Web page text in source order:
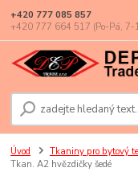
+420 777 085 857
+420 777 664 517 (Po-Pá, 7-
Úvod Tkaniny pro bytový
Tkan. A2 hvězdičky šedé